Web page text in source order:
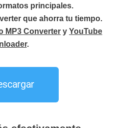
principales.
que ahorra tu tiempo.
MP3 Converter y YouTube
.